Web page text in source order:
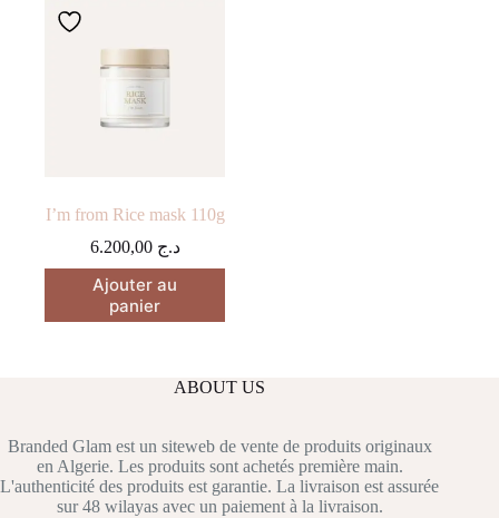
I’m from Rice mask 110g
د.ج 6.200,00
Ajouter au
panier
ABOUT US
Branded Glam est un siteweb de vente de produits originaux
en Algerie. Les produits sont achetés première main.
L'authenticité des produits est garantie. La livraison est assurée
sur 48 wilayas avec un paiement à la livraison.